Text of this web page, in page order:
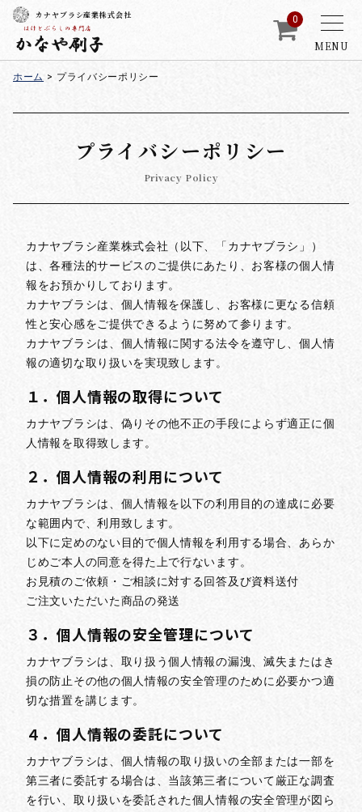
MENU
カナヤブラシ産業株式会社 0
ホーム > プライバシーポリシー
プライバシーポリシー
Privacy Policy
カナヤブラシ産業株式会社（以下、「カナヤブラシ」）
は、各種法的サービスのご提供にあたり、お客様の個人情
報をお預かりしております。
カナヤブラシは、個人情報を保護し、お客様に更なる信頼
性と安心感をご提供できるように努めて参ります。
カナヤブラシは、個人情報に関する法令を遵守し、個人情
報の適切な取り扱いを実現致します。
１．個人情報の取得について
カナヤブラシは、偽りその他不正の手段によらず適正に個
人情報を取得致します。
２．個人情報の利用について
カナヤブラシは、個人情報を以下の利用目的の達成に必要
な範囲内で、利用致します。
以下に定めのない目的で個人情報を利用する場合、あらか
じめご本人の同意を得た上で行ないます。
お見積のご依頼・ご相談に対する回答及び資料送付
ご注文いただいた商品の発送
３．個人情報の安全管理について
カナヤブラシは、取り扱う個人情報の漏洩、滅失またはき
損の防止その他の個人情報の安全管理のために必要かつ適
切な措置を講じます。
４．個人情報の委託について
カナヤブラシは、個人情報の取り扱いの全部または一部を
第三者に委託する場合は、当該第三者について厳正な調査
を行い、取り扱いを委託された個人情報の安全管理が図ら